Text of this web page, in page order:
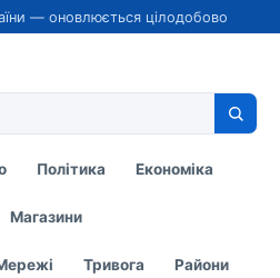
— оновлюється цілодобово
Політика Економіка
Магазини
Тривога Райони